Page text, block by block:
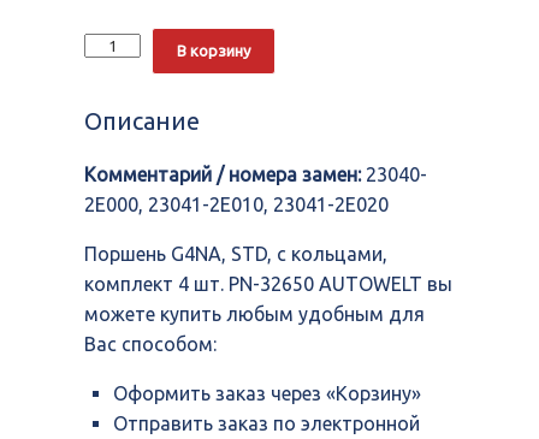
Количество
Поршень
с
комплект
4
PN-
32650
AUTOWELT
В корзину
Описание
Комментарий / номера замен:23040-
2E000, 23041-2E010, 23041-2E020
Поршень G4NA, STD, с кольцами,
комплект 4 шт. PN-32650 AUTOWELT вы
можете купить любым удобным для
Вас способом:
Оформить заказ через «Корзину»
Отправить заказ по электронной